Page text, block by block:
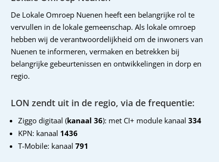
De Lokale Omroep Nuenen heeft een belangrijke rol te
vervullen in de lokale gemeenschap. Als lokale omroep
hebben wij de verantwoordelijkheid om de inwoners van
Nuenen te informeren, vermaken en betrekken bij
belangrijke gebeurtenissen en ontwikkelingen in dorp en
regio.
LON zendt uit in de regio, via de frequentie:
Ziggo digitaal (kanaal 36): met CI+ module kanaal 334
KPN: kanaal 1436
T-Mobile: kanaal791